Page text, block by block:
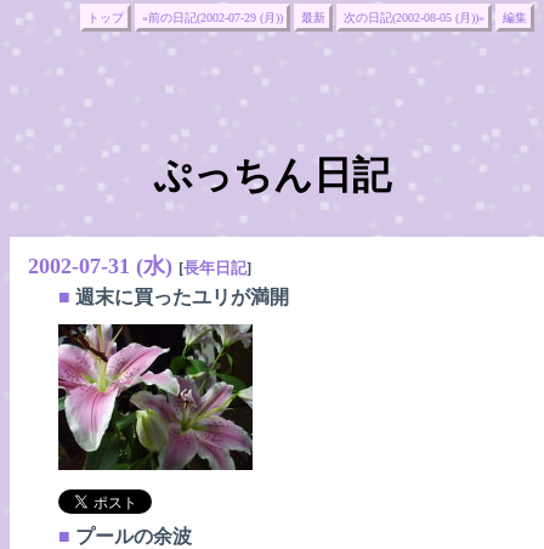
トップ «前の日記(2002-07-29 (月)) 最新 次の日記(2002-08-05 (月))» 編集
ぷっちん日記
2002-07-31 (水) [長年日記]
■ 週末に買ったユリが満開
■ プールの余波